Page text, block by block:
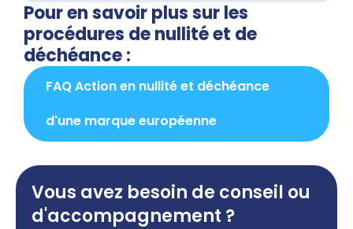
Pour en savoir plus sur les
procédures de nullité et de
déchéance :
FAQ Action en nullité et déchéance
d'une marque européenne
Vous avez besoin de conseil ou
d'accompagnement ?